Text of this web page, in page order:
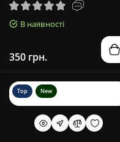
В наявності
350 грн.
Top New